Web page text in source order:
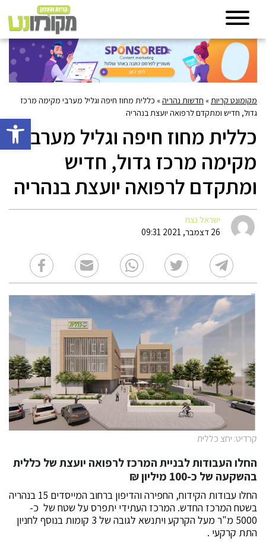
פתח
מקומונט קריות » חדשות נהריה» כללית מחוז חיפה וגליל מערבי מקימה מרכז
גדול, חדיש ומתקדם לרפואה יועצת בנהריה
כללית מחוז חיפה וגליל מערבי
מקימה מרכז גדול, חדיש
ומתקדם לרפואה יועצת בנהריה
ישראל נצח
26 דצמבר, 2021 09:31
קרדיט: יחצ כללית
החלו העבודות לבנייתהמרכז לרפואה יועצת של כללית
בהשקעה של כ-100 מיליון ₪
החלו עבודות הקידוח, החפירה והדיפון ברחוב המייסדים 15 בנהריה
בשטח המרכז החדש. המרכז העתידי יתפרס על שטח של כ-
5000 מ"ר מעל הקרקע ויתנשא לגובה של 3 קומות בנוסף לחניון
התת קרקעי .